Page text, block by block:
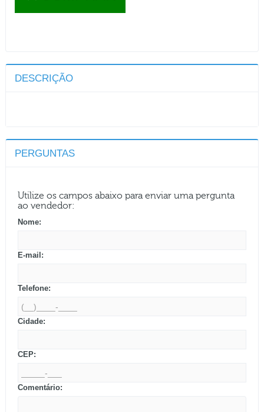
DESCRIÇÃO
PERGUNTAS
Utilize os campos abaixo para enviar uma pergunta
ao vendedor:
Nome:
E-mail:
Telefone:
Cidade:
CEP:
Comentário: